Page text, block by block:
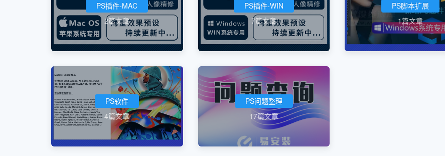
PS插件-MAC
2篇文章
PS插件-WIN
7篇文章
PS脚本扩展
1篇文章
PS软件
4篇文章
PS问题整理
17篇文章